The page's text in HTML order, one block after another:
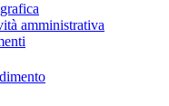
amministrativa